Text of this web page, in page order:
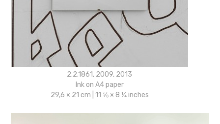
2.2.1861, 2009, 2013
Ink on A4 paper
29,6 × 21 cm | 11 ⅝ × 8 ¼ inches